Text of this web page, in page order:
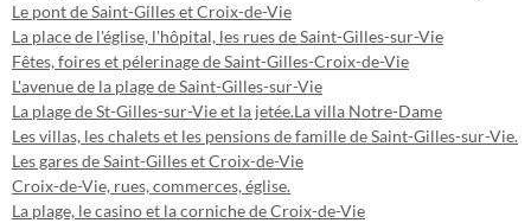
Le pont de Saint-Gilles et Croix-de-Vie
La place de l'église, l'hôpital, les rues de Saint-Gilles-sur-Vie
Fêtes, foires et pélerinage de Saint-Gilles-Croix-de-Vie
L'avenue de la plage de Saint-Gilles-sur-Vie
La plage de St-Gilles-sur-Vie et la jetée.La villa Notre-Dame
Les villas, les chalets et les pensions de famille de Saint-Gilles-sur-Vie.
Les gares de Saint-Gilles et Croix-de-Vie
Croix-de-Vie, rues, commerces, église.
La plage, le casino et la corniche de Croix-de-Vie